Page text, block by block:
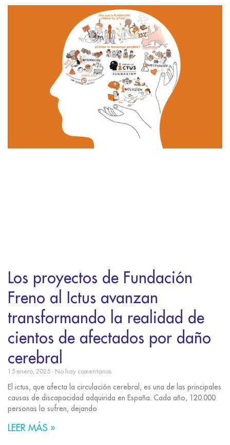
Los proyectos de Fundación
Freno al Ictus avanzan
transformando la realidad de
cientos de afectados por daño
cerebral
15 enero, 2025 No hay comentarios
El ictus, que afecta la circulación cerebral, es una de las principales
causas de discapacidad adquirida en España. Cada año, 120.000
personas lo sufren, dejando
LEER MÁS »